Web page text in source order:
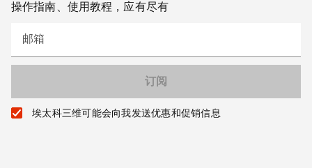
操作指南、使用教程，应有尽有
邮箱
埃太科三维可能会向我发送优惠和促销信息